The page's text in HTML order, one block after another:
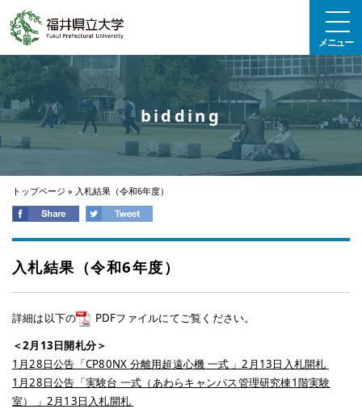
メニュー
bidding
トップページ » 入札結果（令和6年度）
入札結果（令和6年度）
詳細は以下の
PDFファイルにてご覧ください。
＜2月13日開札分＞
1月28日公告「CP80NX 分離用超遠心機 一式 」2月13日入札開札
1月28日公告「実験台 一式（あわらキャンパス管理研究棟1階実験
室） 」2月13日入札開札